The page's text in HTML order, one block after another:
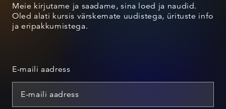
Meie kirjutame ja saadame, sina loed ja naudid.
Oled alati kursis värskemate uudistega, ürituste info
ja eripakkumistega.
E-maili aadress